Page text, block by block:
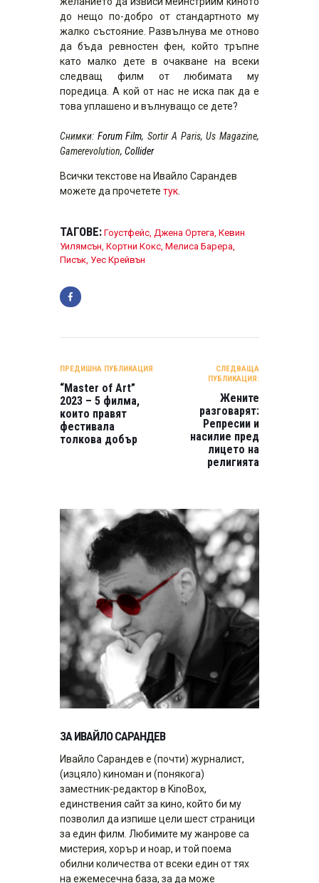
до нещо по-добро от стандартното му
жалко състояние. Развълнува ме отново
да бъда ревностен фен, който тръпне
като малко дете в очакване на всеки
следващ филм от любимата му
поредица. А кой от нас не иска пак да е
това уплашено и вълнуващо се дете?
Снимки: Forum Film, Sortir A Paris, Us Magazine,
Gamerevolution, Collider
Всички текстове на Ивайло Сарандев
можете да прочетете тук
ТАГОВЕ: Гоустфейс Джена Ортега Кевин
Уилямсън Кортни Кокс Мелиса Барера
Писък Уес Крейвън
ПРЕДИШНА ПУБЛИКАЦИЯ
“Master of Art”
2023 – 5 филма,
които правят
фестивала
толкова добър
СЛЕДВАЩА
ПУБЛИКАЦИЯ:
Жените
разговарят:
Репресии и
насилие пред
лицето на
религията
ЗА ИВАЙЛО САРАНДЕВ
Ивайло Сарандев е (почти) журналист,
(изцяло) киноман и (понякога)
заместник-редактор в KinoBox,
единствения сайт за кино, който би му
позволил да изпише цели шест страници
за един филм. Любимите му жанрове са
мистерия, хорър и ноар, и той поема
обилни количества от всеки един от тях
на ежемесечна база, за да може